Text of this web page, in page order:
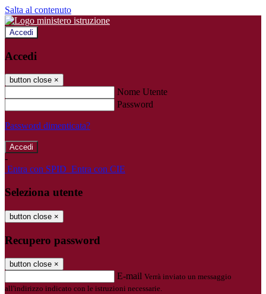
Salta al contenuto
Accedi
Accedi
button close ×
Nome Utente
Password
Password dimenticata?
-
Entra con SPID Entra con CIE
Seleziona utente
button close ×
Recupero password
button close ×
E-mail Verrà inviato un messaggio
all'indirizzo indicato con le istruzioni necessarie.